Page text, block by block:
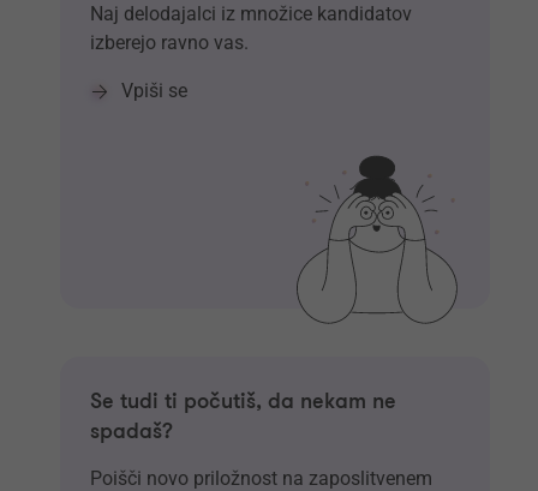
Naj delodajalci iz množice kandidatov
izberejo ravno vas.
Vpiši se
Se tudi ti počutiš, da nekam ne
spadaš?
Poišči novo priložnost na zaposlitvenem